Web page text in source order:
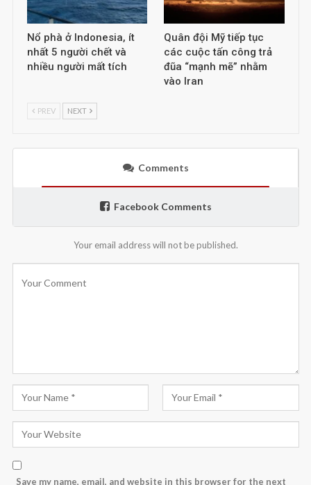
Nổ phà ở Indonesia, ít
nhất 5 người chết và
nhiều người mất tích
Quân đội Mỹ tiếp tục
các cuộc tấn công trả
đũa “mạnh mẽ” nhằm
vào Iran
PREV NEXT
Comments
Facebook Comments
Your email address will not be published.
Save my name, email, and website in this browser for the next